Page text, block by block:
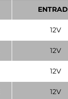
12V
12V
12V
12V